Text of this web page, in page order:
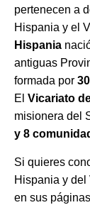
pertenecen a
Hispania y el
Hispania
antiguas
formada por
El Vicariato
misionera del
y 8
Si quieres
Hispania y
en sus